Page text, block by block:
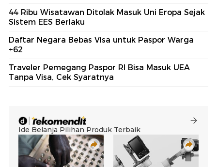
44 Ribu Wisatawan Ditolak Masuk Uni Eropa Sejak
Sistem EES Berlaku
Daftar Negara Bebas Visa untuk Paspor Warga
+62
Traveler Pemegang Paspor RI Bisa Masuk UEA
Tanpa Visa, Cek Syaratnya